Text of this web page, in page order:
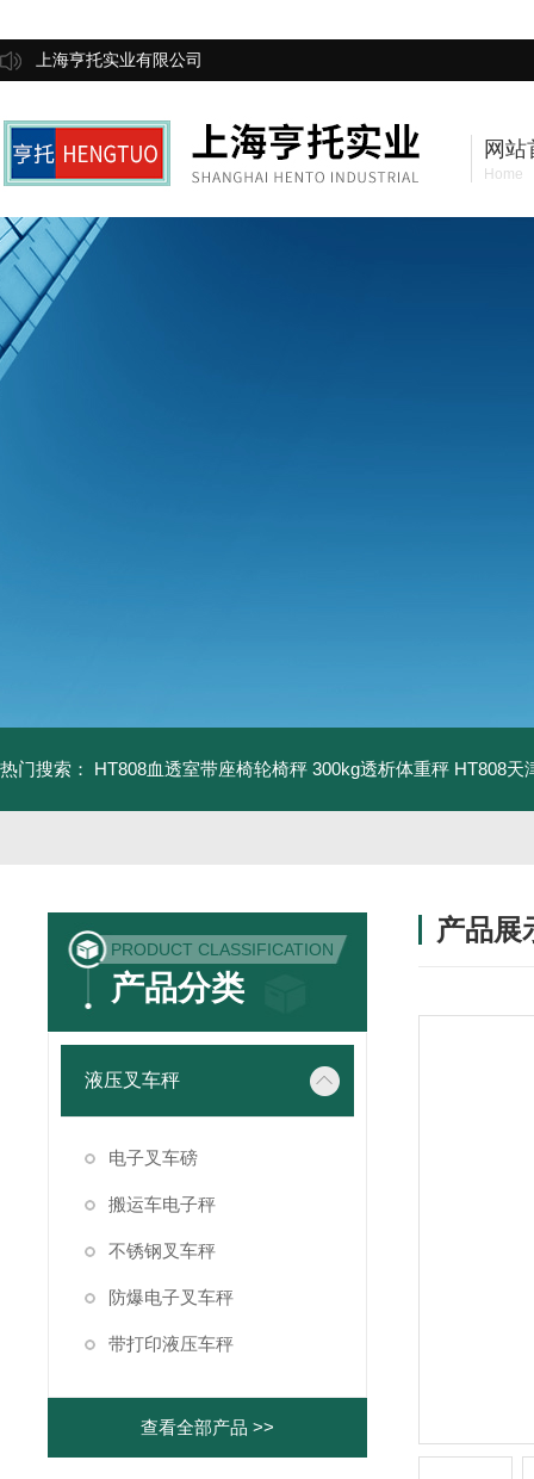
上海亨托实业有限公司
网站
Home
热门搜索： HT808血透室带座椅轮椅秤 300kg透析体重秤 HT808天
PRODUCT CLASSIFICATION
产品分类
液压叉车秤
电子叉车磅
搬运车电子秤
不锈钢叉车秤
防爆电子叉车秤
带打印液压车秤
查看全部产品 >>
产品展